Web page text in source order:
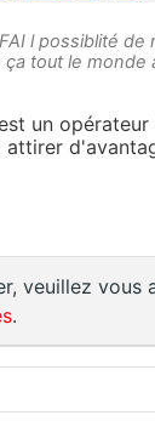
l possiblité
tout le monde
un
attirer
veuillez vous
.